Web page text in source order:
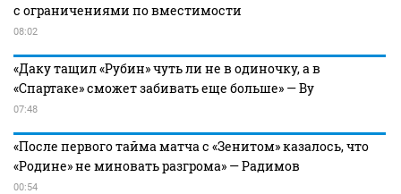
с ограничениями по вместимости
08:02
«Даку тащил «Рубин» чуть ли не в одиночку, а в
«Спартаке» сможет забивать еще больше» — Ву
07:48
«После первого тайма матча с «Зенитом» казалось, что
«Родине» не миновать разгрома» — Радимов
00:54